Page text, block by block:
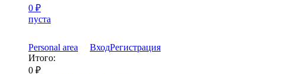
0 ₽
пуста
Personal area ВходРегистрация
Итого:
0 ₽